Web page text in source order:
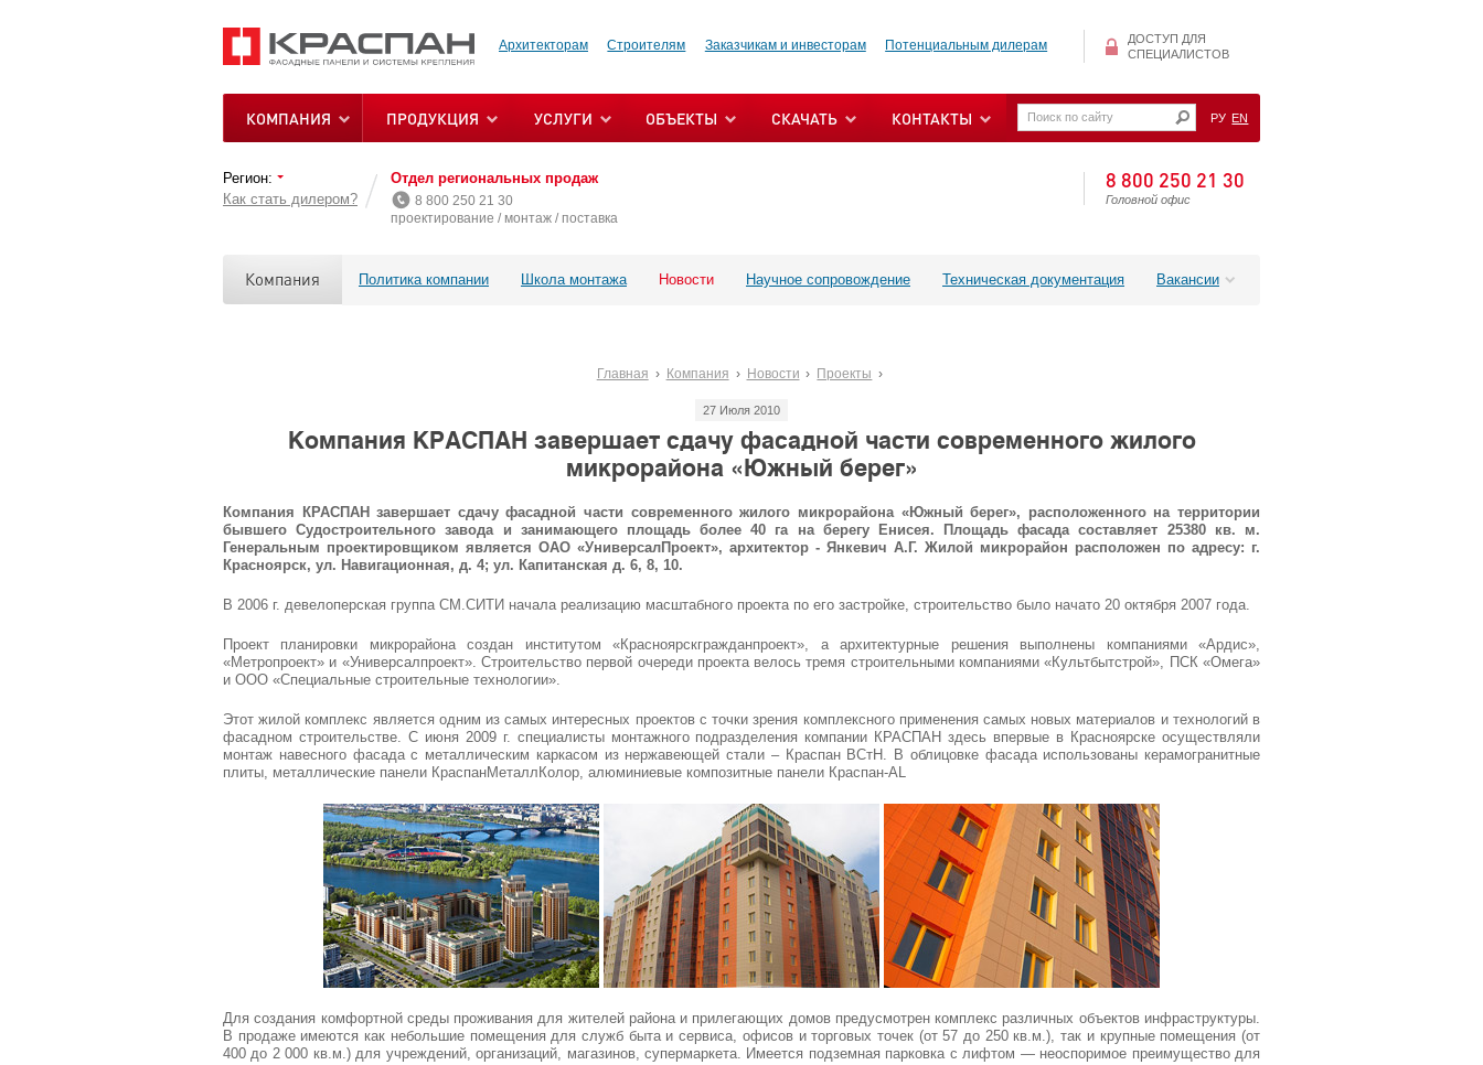
Архитекторам Строителям Заказчикам и инвесторам Потенциальным дилерам
ДОСТУП ДЛЯ
СПЕЦИАЛИСТОВ
КОМПАНИЯ ПРОДУКЦИЯ УСЛУГИ ОБЪЕКТЫ СКАЧАТЬ КОНТАКТЫ РУ EN
Регион:
Как стать дилером?
Отдел региональных продаж
8 800 250 21 30
проектирование / монтаж / поставка
8 800 250 21 30
Головной офис
Компания Политика компании Школа монтажа Новости Научное сопровождение Техническая документация Вакансии
Главная Компания Новости Проекты
27 Июля 2010
Компания КРАСПАН завершает сдачу фасадной части современного жилого
микрорайона «Южный берег»
Компания КРАСПАН завершает сдачу фасадной части современного жилого микрорайона «Южный берег», расположенного на территории
бывшего Судостроительного завода и занимающего площадь более 40 га на берегу Енисея. Площадь фасада составляет 25380 кв. м.
Генеральным проектировщиком является ОАО «УниверсалПроект», архитектор - Янкевич А.Г. Жилой микрорайон расположен по адресу: г.
Красноярск, ул. Навигационная, д. 4; ул. Капитанская д. 6, 8, 10.
В 2006 г. девелоперская группа СМ.СИТИ начала реализацию масштабного проекта по его застройке, строительство было начато 20 октября 2007 года.
Проект планировки микрорайона создан институтом «Красноярскгражданпроект», а архитектурные решения выполнены компаниями «Ардис»,
«Метропроект» и «Универсалпроект». Строительство первой очереди проекта велось тремя строительными компаниями «Культбытстрой», ПСК «Омега»
и ООО «Специальные строительные технологии».
Этот жилой комплекс является одним из самых интересных проектов с точки зрения комплексного применения самых новых материалов и технологий в
фасадном строительстве. С июня 2009 г. специалисты монтажного подразделения компании КРАСПАН здесь впервые в Красноярске осуществляли
монтаж навесного фасада с металлическим каркасом из нержавеющей стали – Краспан ВСтН. В облицовке фасада использованы керамогранитные
плиты, металлические панели КраспанМеталлКолор, алюминиевые композитные панели Краспан-AL
Для создания комфортной среды проживания для жителей района и прилегающих домов предусмотрен комплекс различных объектов инфраструктуры.
В продаже имеются как небольшие помещения для служб быта и сервиса, офисов и торговых точек (от 57 до 250 кв.м.), так и крупные помещения (от
400 до 2 000 кв.м.) для учреждений, организаций, магазинов, супермаркета. Имеется подземная парковка с лифтом — неоспоримое преимущество для